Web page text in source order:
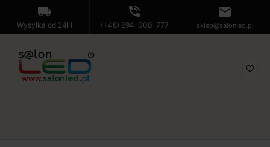
local_shipping
Wysyłka od 24H
phone_in_talk
(+48) 694-000-777
mail
sklep@salonled.pl
favorite_border